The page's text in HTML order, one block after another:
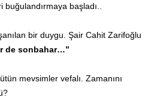
başladı..
bir duygu. Şair Cahit Zarifoğlu
de sonbahar…”
mevsimler vefalı. Zamanını